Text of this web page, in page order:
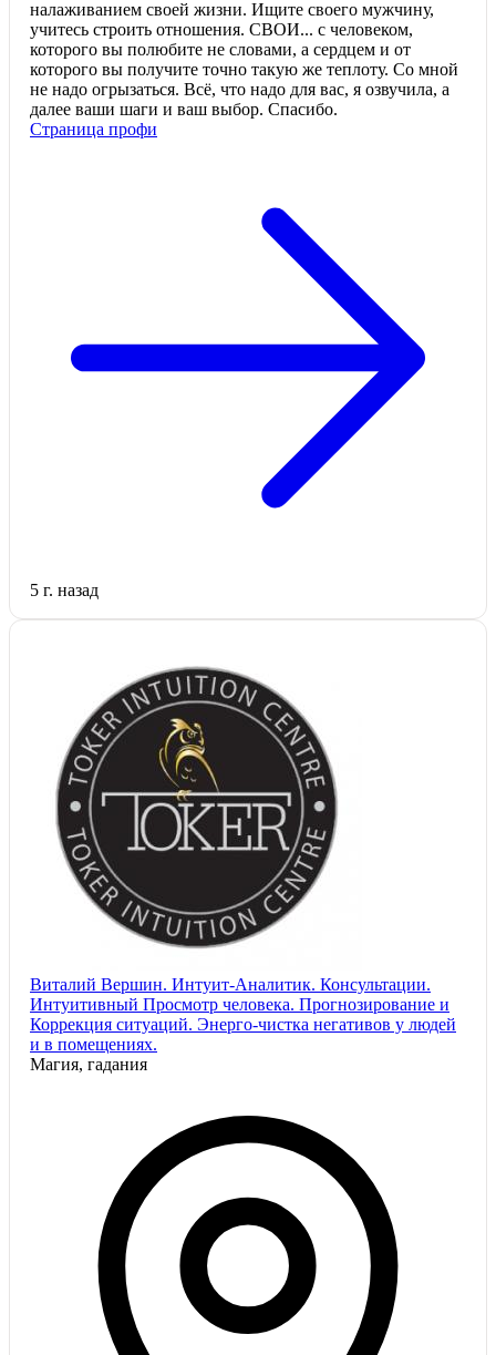
налаживанием своей жизни. Ищите своего мужчину,
учитесь строить отношения. СВОИ... с человеком,
которого вы полюбите не словами, а сердцем и от
которого вы получите точно такую же теплоту. Со мной
не надо огрызаться. Всё, что надо для вас, я озвучила, а
далее ваши шаги и ваш выбор. Спасибо.
Страница профи
5 г. назад
Виталий Вершин. Интуит-Аналитик. Консультации.
Интуитивный Просмотр человека. Прогнозирование и
Коррекция ситуаций. Энерго-чистка негативов у людей
и в помещениях.
Магия, гадания